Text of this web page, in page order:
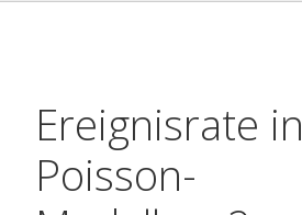
Ereignisrate in
Poisson-